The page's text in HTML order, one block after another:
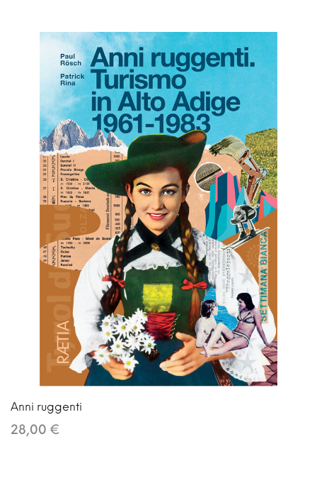
Anni ruggenti
28,00 €